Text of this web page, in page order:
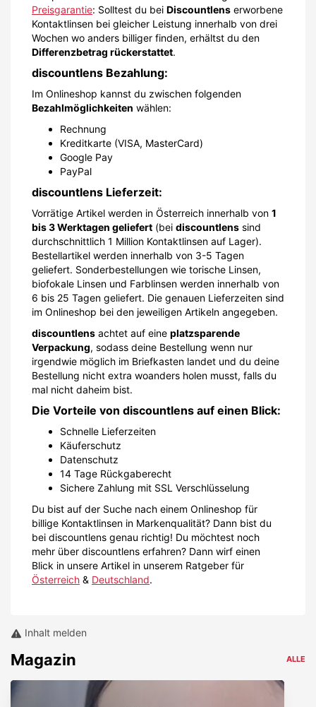
Preisgarantie: Solltest du bei Discountlens erworbene
Kontaktlinsen bei gleicher Leistung innerhalb von drei
Wochen wo anders billiger finden, erhältst du den
Differenzbetrag rückerstattet.
discountlens Bezahlung:
Im Onlineshop kannst du zwischen folgenden
Bezahlmöglichkeiten wählen:
Rechnung
Kreditkarte (VISA, MasterCard)
Google Pay
PayPal
discountlens Lieferzeit:
Vorrätige Artikel werden in Österreich innerhalb von 1
bis 3 Werktagen geliefert (bei discountlens sind
durchschnittlich 1 Million Kontaktlinsen auf Lager).
Bestellartikel werden innerhalb von 3-5 Tagen
geliefert. Sonderbestellungen wie torische Linsen,
biofokale Linsen und Farblinsen werden innerhalb von
6 bis 25 Tagen geliefert. Die genauen Lieferzeiten sind
im Onlineshop bei den jeweiligen Artikeln angegeben.
discountlens achtet auf eine platzsparende
Verpackung, sodass deine Bestellung wenn nur
irgendwie möglich im Briefkasten landet und du deine
Bestellung nicht extra woanders holen musst, falls du
mal nicht daheim bist.
Die Vorteile von discountlens auf einen Blick:
Schnelle Lieferzeiten
Käuferschutz
Datenschutz
14 Tage Rückgaberecht
Sichere Zahlung mit SSL Verschlüsselung
Du bist auf der Suche nach einem Onlineshop für
billige Kontaktlinsen in Markenqualität? Dann bist du
bei discountlens genau richtig! Du möchtest noch
mehr über discountlens erfahren? Dann wirf einen
Blick in unsere Artikel in unserem Ratgeber für
Österreich & Deutschland.
Inhalt melden
Magazin ALLE